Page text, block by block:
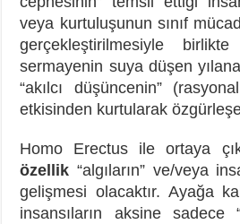
veya kurtuluşunun sınıf
gerçekleştirilmesiyle
sermayenin suya düşen yılana
“akılcı düşüncenin”
etkisinden kurtularak
Homo Erectus ile ortaya
özellik “algıların” ve/veya
gelişmesi olacaktır. Ayağa
insansıların aksine sadece